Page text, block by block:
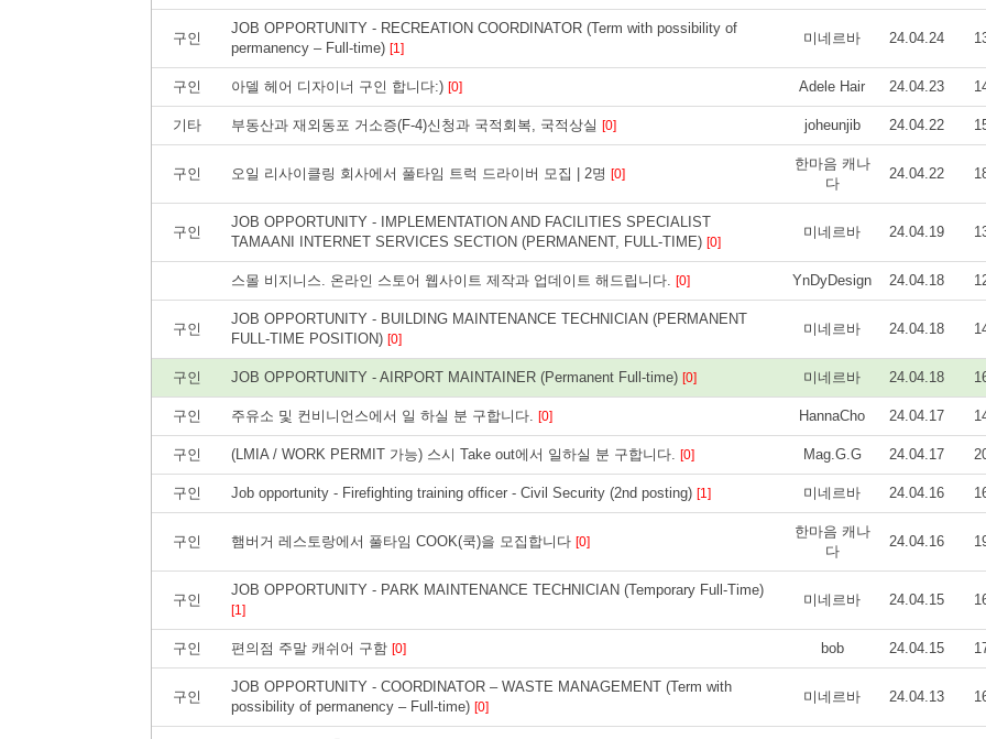
구인
JOB OPPORTUNITY - RECREATION COORDINATOR (Term with possibility of
permanency – Full-time) [1]
미네르바 24.04.24
구인 아델 헤어 디자이너 구인 합니다:) [0] Adele Hair 24.04.23
기타 부동산과 재외동포 거소증(F-4)신청과 국적회복, 국적상실 [0] joheunjib 24.04.22
구인 오일 리사이클링 회사에서 풀타임 트럭 드라이버 모집 | 2명 [0]
한마음 캐나
다
24.04.22
구인
JOB OPPORTUNITY - IMPLEMENTATION AND FACILITIES SPECIALIST
TAMAANI INTERNET SERVICES SECTION (PERMANENT, FULL-TIME) [0]
미네르바 24.04.19
스몰 비지니스. 온라인 스토어 웹사이트 제작과 업데이트 해드립니다. [0] YnDyDesign 24.04.18
구인
JOB OPPORTUNITY - BUILDING MAINTENANCE TECHNICIAN (PERMANENT
FULL-TIME POSITION) [0]
미네르바 24.04.18
구인 JOB OPPORTUNITY - AIRPORT MAINTAINER (Permanent Full-time) [0] 미네르바 24.04.18
구인 주유소 및 컨비니언스에서 일 하실 분 구합니다. [0] HannaCho 24.04.17
구인 (LMIA / WORK PERMIT 가능) 스시 Take out에서 일하실 분 구합니다. [0] Mag.G.G 24.04.17
구인 Job opportunity - Firefighting training officer - Civil Security (2nd posting) [1] 미네르바 24.04.16
구인 햄버거 레스토랑에서 풀타임 COOK(쿡)을 모집합니다 [0]
한마음 캐나
다
24.04.16
구인
JOB OPPORTUNITY - PARK MAINTENANCE TECHNICIAN (Temporary Full-Time)
[1]
미네르바 24.04.15
구인 편의점 주말 캐쉬어 구함 [0] bob 24.04.15
구인
JOB OPPORTUNITY - COORDINATOR – WASTE MANAGEMENT (Term with
possibility of permanency – Full-time) [0]
미네르바 24.04.13